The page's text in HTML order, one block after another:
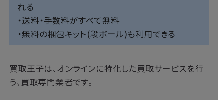
れる
・送料・手数料がすべて無料
・無料の梱包キット(段ボール)も利用できる
買取王子は、オンラインに特化した買取サービスを行
う、買取専門業者です。